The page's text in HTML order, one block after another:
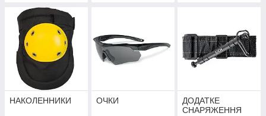
НАКОЛЕННИКИ ОЧКИ
ДОДАТКЕ
СНАРЯЖЕННЯ